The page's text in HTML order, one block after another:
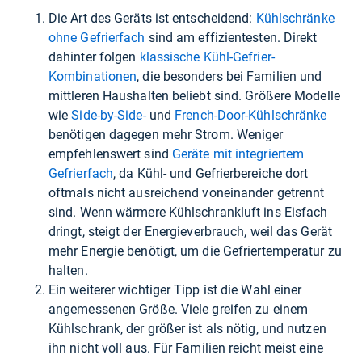
Die Art des Geräts ist entscheidend: Kühlschränke
ohne Gefrierfach sind am effizientesten. Direkt
dahinter folgen klassische Kühl-Gefrier-
Kombinationen, die besonders bei Familien und
mittleren Haushalten beliebt sind. Größere Modelle
wieSide-by-Side-und French-Door-Kühlschränke
benötigen dagegen mehr Strom. Weniger
empfehlenswert sind Geräte mit integriertem
Gefrierfach, da Kühl- und Gefrierbereiche dort
oftmals nicht ausreichend voneinander getrennt
sind. Wenn wärmere Kühlschrankluft ins Eisfach
dringt, steigt der Energieverbrauch, weil das Gerät
mehr Energie benötigt, um die Gefriertemperatur zu
halten.
Ein weiterer wichtiger Tipp ist die Wahl einer
angemessenen Größe. Viele greifen zu einem
Kühlschrank, der größer ist als nötig, und nutzen
ihn nicht voll aus. Für Familien reicht meist eine